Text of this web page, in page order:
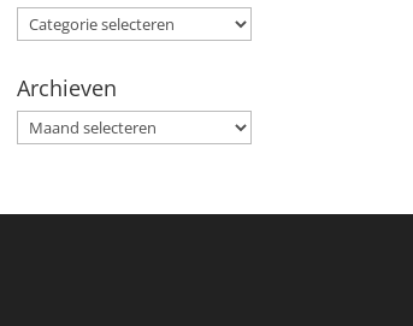
Categorieën
Archieven
Archieven